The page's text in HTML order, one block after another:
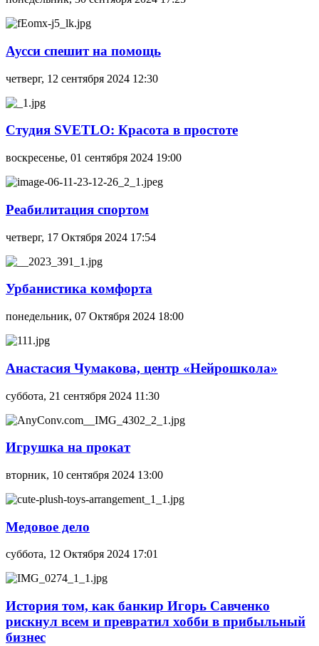
Аусси спешит на помощь
четверг, 12 сентября 2024 12:30
Студия SVETLO: Красота в простоте
воскресенье, 01 сентября 2024 19:00
Реабилитация спортом
четверг, 17 Октября 2024 17:54
Урбанистика комфорта
понедельник, 07 Октября 2024 18:00
Анастасия Чумакова, центр «Нейрошкола»
суббота, 21 сентября 2024 11:30
Игрушка на прокат
вторник, 10 сентября 2024 13:00
Медовое дело
суббота, 12 Октября 2024 17:01
История том, как банкир Игорь Савченко
рискнул всем и превратил хобби в прибыльный
бизнес